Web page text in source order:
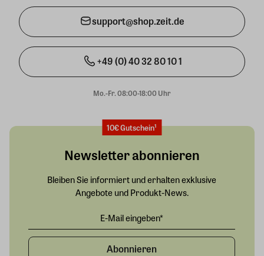
support@shop.zeit.de
+49 (0) 40 32 80 10 1
Mo.-Fr. 08:00-18:00 Uhr
10€ Gutschein¹
Newsletter abonnieren
Bleiben Sie informiert und erhalten exklusive
Angebote und Produkt-News.
Abonnieren